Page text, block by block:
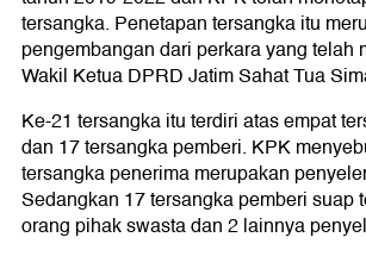
tersangka. Penetapan tersangka itu
pengembangan dari perkara yang telah
Wakil Ketua DPRD Jatim Sahat Tua
Ke-21 tersangka itu terdiri atas empat
dan 17 tersangka pemberi. KPK
tersangka penerima merupakan
Sedangkan 17 tersangka pemberi suap
orang pihak swasta dan 2 lainnya